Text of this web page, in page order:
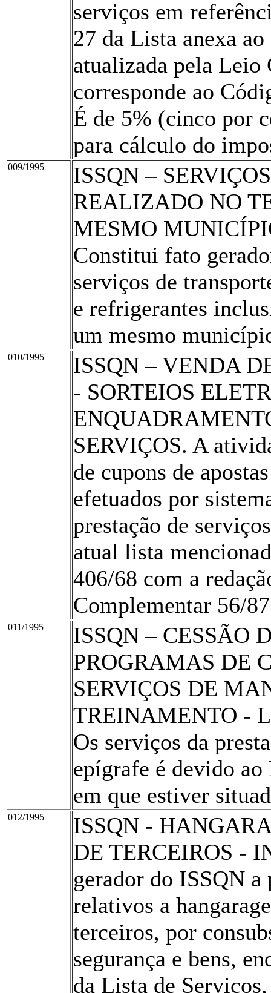
serviços em
27 da Lista anexa
atualizada pela Leio
corresponde ao
É de 5% (cinco por
para cálculo do
009/1995
ISSQN –
REALIZADO NO
MESMO
Constitui fato
serviços de
e refrigerantes
um mesmo
010/1995
ISSQN – VENDA
- SORTEIOS
SERVIÇOS. A
de cupons de
efetuados por
prestação de
atual lista
406/68 com a
Complementar 56/
011/1995
ISSQN – CESSÃO
PROGRAMAS DE
SERVIÇOS DE
TREINAMENTO -
Os serviços da
epígrafe é devido
em que estiver
012/1995
ISSQN -
DE TERCEIROS -
gerador do ISSQN a
relativos a
terceiros, por
segurança e bens,
da Lista de